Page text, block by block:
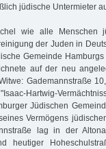
jüdische Untermieter
wie alle Menschen
der Juden in
Gemeinde
auf der neu
Gademannstraße
Hartwig-
Jüdischen
Vermögens
lag in der
heutiger